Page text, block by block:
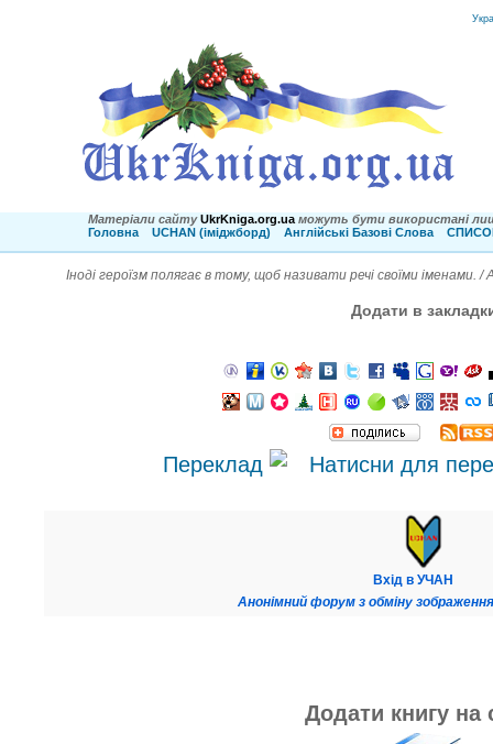
Матеріали сайту UkrKniga.org.ua можуть бути використані
Головна
UCHAN (іміджборд) Англійські Базові Слова
Іноді героїзм полягає в тому, щоб називати речі своїми іменами. /
Додати в
Переклад
Вхід в УЧАН
Анонімний форум з обміну
Додати книгу на